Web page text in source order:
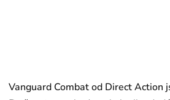
Vanguard Combat od Direct Action